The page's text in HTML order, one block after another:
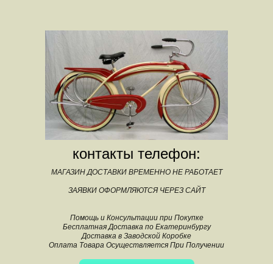
контакты телефон:
МАГАЗИН ДОСТАВКИ ВРЕМЕННО НЕ РАБОТАЕТ
ЗАЯВКИ ОФОРМЛЯЮТСЯ ЧЕРЕЗ САЙТ
Помощь и Консультации при Покупке
Бесплатная Доставка по Екатеринбургу
Доставка в Заводской Коробке
Оплата Товара Осуществляется При Получении